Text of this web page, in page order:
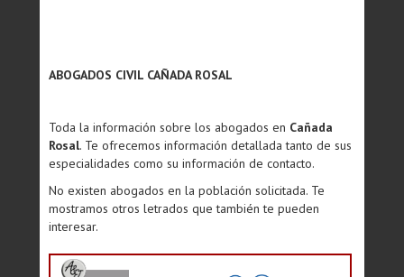
ABOGADOS CIVIL CAÑADA ROSAL
Toda la información sobre los abogados en Cañada
Rosal. Te ofrecemos información detallada tanto de sus
especialidades como su información de contacto.
No existen abogados en la población solicitada. Te
mostramos otros letrados que también te pueden
interesar.